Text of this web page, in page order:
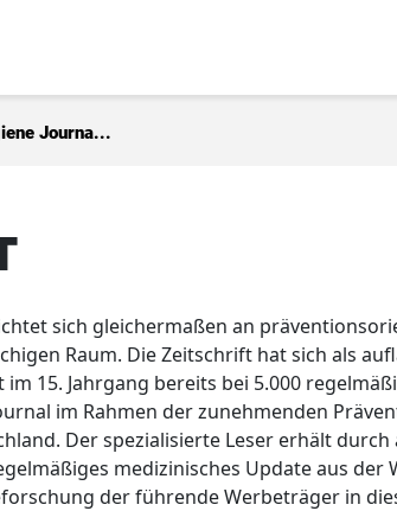
Journa...
sich gleichermaßen an
Raum. Die Zeitschrift hat sich als
15. Jahrgang bereits bei 5.000
im Rahmen der zunehmenden
Der spezialisierte Leser erhält
medizinisches Update aus
der führende Werbeträger in